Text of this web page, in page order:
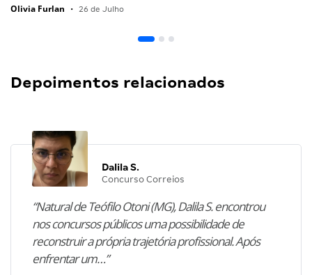
Olivia Furlan • 26 de Julho
Depoimentos relacionados
Dalila S.
Concurso Correios
“Natural de Teófilo Otoni (MG), Dalila S. encontrou
nos concursos públicos uma possibilidade de
reconstruir a própria trajetória profissional. Após
enfrentar um…”